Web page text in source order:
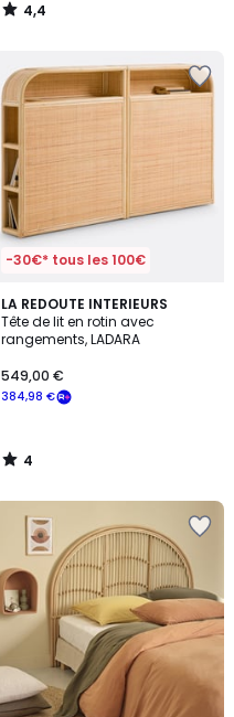
4,4
/
-30€* tous les 100€
LA REDOUTE INTERIEURS
Tête de lit en rotin avec
rangements, LADARA
384,98 €
549,00 €
4
/
5
4
/